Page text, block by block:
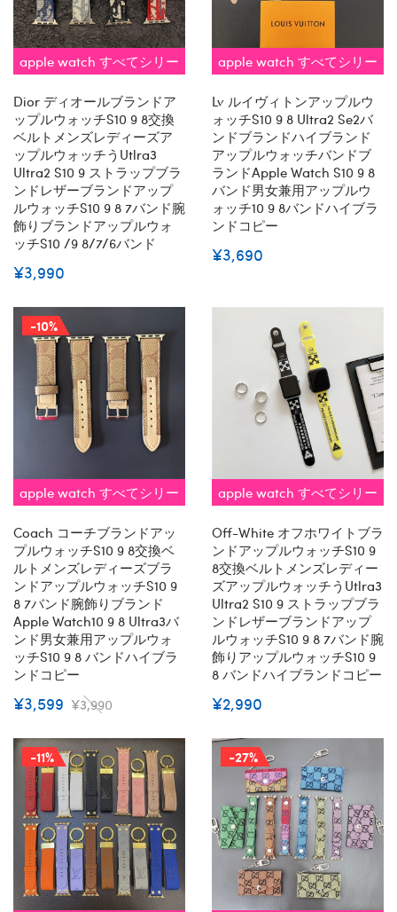
apple watch すべてシリー
Dior ディオールブランドア
ップルウォッチs10 9 8交換
ベルトメンズレディーズア
ップルウォッチうutlra3
Ultra2 S10 9 ストラップブラ
ンドレザーブランドアップ
ルウォッチs10 9 8 7バンド腕
飾りブランドアップルウォ
ッチs10 /9 8/7/6バンド
¥3,990
apple watch すべてシリー
Lv ルイヴィトンアップルウ
ォッチs10 9 8 Ultra2 Se2バ
ンドブランドハイブランド
アップルウォッチバンドブ
ランドapple Watch S10 9 8
バンド男女兼用アップルウ
ォッチ10 9 8バンドハイブラ
ンドコピー
¥3,690
-10%
apple watch すべてシリー
Coach コーチブランドアッ
プルウォッチs10 9 8交換ベ
ルトメンズレディーズブラ
ンドアップルウォッチs10 9
8 7バンド腕飾りブランド
Apple Watch10 9 8 Ultra3バ
ンド男女兼用アップルウォ
ッチs10 9 8 バンドハイブラ
ンドコピー
¥3,599 ¥3,990
apple watch すべてシリー
Off-White オフホワイトブラ
ンドアップルウォッチs10 9
8交換ベルトメンズレディー
ズアップルウォッチうutlra3
Ultra2 S10 9 ストラップブラ
ンドレザーブランドアップ
ルウォッチs10 9 8 7バンド腕
飾りアップルウォッチs10 9
8 バンドハイブランドコピー
¥2,990
-11% -27%